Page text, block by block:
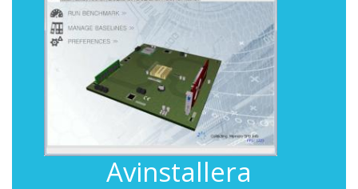
Avinstallera